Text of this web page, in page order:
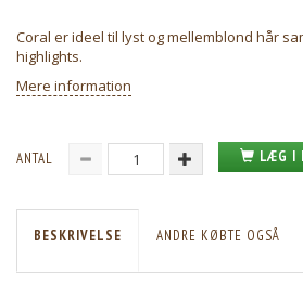
Coral er ideel til lyst og mellemblond hår
highlights.
Mere information
ANTAL LÆG I
BESKRIVELSE ANDRE KØBTE OGSÅ